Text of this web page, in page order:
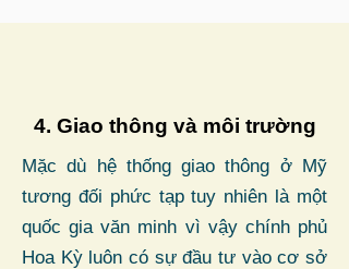
4. Giao thông và môi trường
Mặc dù hệ thống giao thông ở Mỹ
tương đối phức tạp tuy nhiên là một
quốc gia văn minh vì vậy chính phủ
Hoa Kỳ luôn có sự đầu tư vào cơ sở